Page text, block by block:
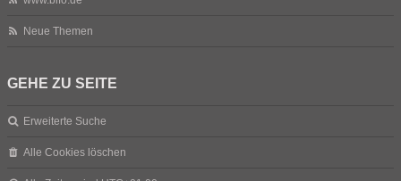
Neue Themen
GEHE ZU SEITE
Erweiterte Suche
Alle Cookies löschen